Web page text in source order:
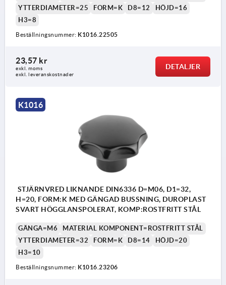
Form K: gängbussning
YTTERDIAMETER=25
FORM=K D8=12
HÖJD=16
H3=8
Beställningsnummer: K1016.22505
23,57 kr
exkl. moms
exkl. leveranskostnader
DETALJER
K1016
STJÄRNVRED LIKNANDE DIN6336 D=M06, D1=32,
H=20, FORM:K MED GÄNGAD BUSSNING, DUROPLAST
SVART HÖGGLANSPOLERAT, KOMP:ROSTFRITT STÅL
GÄNGA=M6
MATERIAL KOMPONENT=ROSTFRITT STÅL
YTTERDIAMETER=32
FORM=K D8=14
HÖJD=20
H3=10
Beställningsnummer: K1016.23206